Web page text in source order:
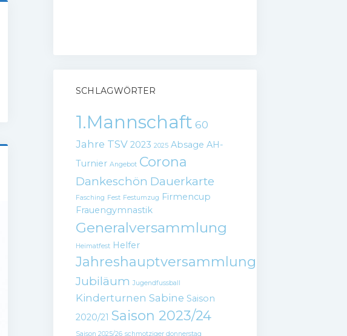
SCHLAGWÖRTER
1.Mannschaft 60
Jahre TSV 2023 2025 Absage AH-
Turnier Angebot Corona
Dankeschön Dauerkarte
Fasching Fest Festumzug Firmencup
Frauengymnastik
Generalversammlung
Heimatfest Helfer
Jahreshauptversammlung
Jubiläum Jugendfussball
Kinderturnen Sabine Saison
2020/21 Saison 2023/24
Saison 2025/26 schmotziger donnerstag